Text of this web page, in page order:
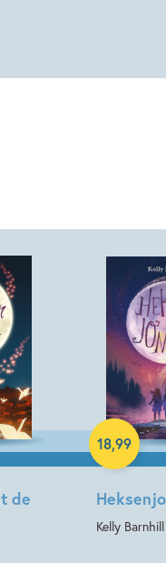
de
Kelly Barnhill
18,99
Hardcover